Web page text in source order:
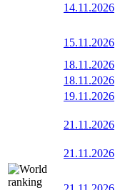
14.11.2026
15.11.2026
18.11.2026
18.11.2026
19.11.2026
21.11.2026
21.11.2026